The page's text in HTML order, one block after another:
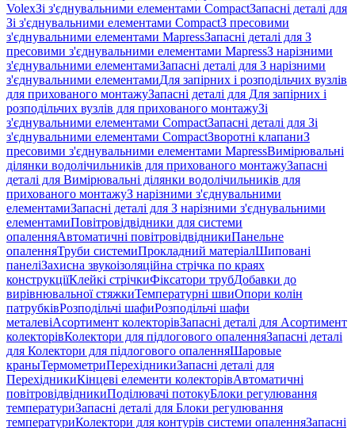
VolexЗі з'єднувальними елементами CompactЗапасні деталі для
Зі з'єднувальними елементами CompactЗ пресовими
з'єднувальними елементами MapressЗапасні деталі для З
пресовими з'єднувальними елементами MapressЗ нарізними
з'єднувальними елементамиЗапасні деталі для З нарізними
з'єднувальними елементамиДля запірних і розподільчих вузлів
для прихованого монтажуЗапасні деталі для Для запірних і
розподільчих вузлів для прихованого монтажуЗі
з'єднувальними елементами CompactЗапасні деталі для Зі
з'єднувальними елементами CompactЗворотні клапаниЗ
пресовими з'єднувальними елементами MapressВимірювальні
ділянки водолічильників для прихованого монтажуЗапасні
деталі для Вимірювальні ділянки водолічильників для
прихованого монтажуЗ нарізними з'єднувальними
елементамиЗапасні деталі для З нарізними з'єднувальними
елементамиПовітровідвідники для системи
опаленняАвтоматичні повітровідвідникиПанельне
опаленняТруби системиПрокладний матеріалШиповані
панеліЗахисна звукоізоляційна стрічка по краях
конструкціїКлейкі стрічкиФіксатори трубДобавки до
вирівнювальної стяжкиТемпературні швиОпори колін
патрубківРозподільчі шафиРозподільчі шафи
металевіАсортимент колекторівЗапасні деталі для Асортимент
колекторівКолектори для підлогового опаленняЗапасні деталі
для Колектори для підлогового опаленняШаровые
краныТермометриПерехідникиЗапасні деталі для
ПерехідникиКінцеві елементи колекторівАвтоматичні
повітровідвідникиПоділювачі потокуБлоки регулювання
температуриЗапасні деталі для Блоки регулювання
температуриКолектори для контурів системи опаленняЗапасні